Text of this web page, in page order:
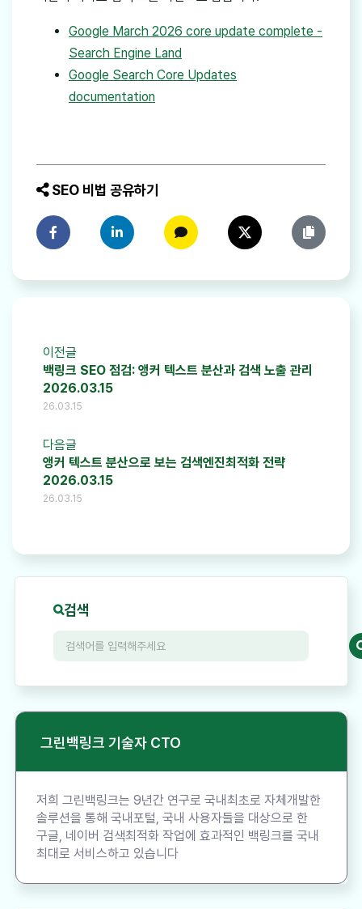
Google March 2026 core update complete -
Search Engine Land
Google Search Core Updates
documentation
SEO 비법 공유하기
페이스북에 공유하기링크드인에 공유하기카카오톡에 공유하기트위터에 공유하기링크 복사
이전글
백링크 SEO 점검: 앵커 텍스트 분산과 검색 노출 관리
2026.03.15
26.03.15
다음글
앵커 텍스트 분산으로 보는 검색엔진최적화 전략
2026.03.15
26.03.15
검색
그린백링크 기술자 CTO
저희 그린백링크는 9년간 연구로 국내최초로 자체개발한
솔루션을 통해 국내포털, 국내 사용자들을 대상으로 한
구글, 네이버 검색최적화 작업에 효과적인 백링크를 국내
최대로 서비스하고 있습니다